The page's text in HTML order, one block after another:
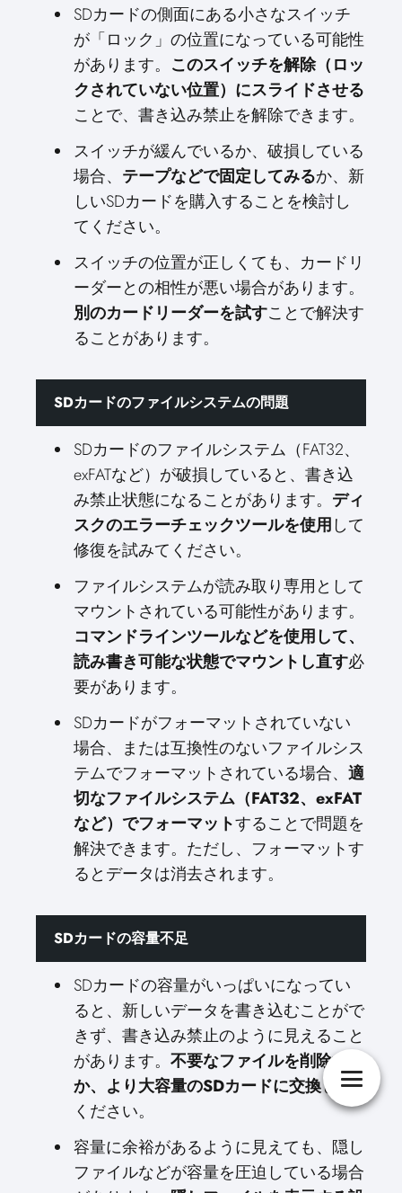
SDカードの側面にある小さなスイッチ
が「ロック」の位置になっている可能性
があります。 このスイッチを解除（ロッ
クされていない位置）にスライドさせる
ことで、書き込み禁止を解除できます。
スイッチが緩んでいるか、破損している
場合、 テープなどで固定してみるか、新
しいSDカードを購入することを検討し
てください。
スイッチの位置が正しくても、カードリ
ーダーとの相性が悪い場合があります。
別のカードリーダーを試すことで解決す
ることがあります。
SDカードのファイルシステムの問題
SDカードのファイルシステム（FAT32、
exFATなど）が破損していると、書き込
み禁止状態になることがあります。 ディ
スクのエラーチェックツールを使用して
修復を試みてください。
ファイルシステムが読み取り専用として
マウントされている可能性があります。
コマンドラインツールなどを使用して、
読み書き可能な状態でマウントし直す必
要があります。
SDカードがフォーマットされていない
場合、または互換性のないファイルシス
テムでフォーマットされている場合、 適
切なファイルシステム（FAT32、exFAT
など）でフォーマットすることで問題を
解決できます。ただし、フォーマットす
るとデータは消去されます。
SDカードの容量不足
SDカードの容量がいっぱいになってい
ると、新しいデータを書き込むことがで
きず、書き込み禁止のように見えること
があります。 不要なファイルを削除する
か、より大容量のSDカードに交換して
ください。
容量に余裕があるように見えても、隠し
ファイルなどが容量を圧迫している場合